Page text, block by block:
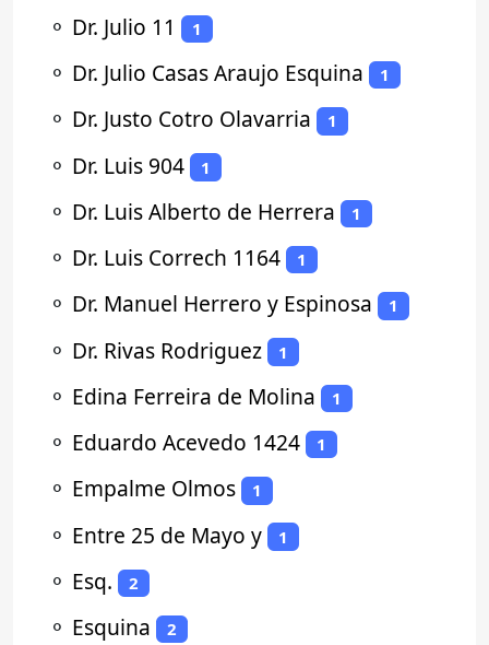
⚬ Dr. Julio 11 1
⚬ Dr. Julio Casas Araujo Esquina 1
⚬ Dr. Justo Cotro Olavarria 1
⚬ Dr. Luis 904 1
⚬ Dr. Luis Alberto de Herrera 1
⚬ Dr. Luis Correch 1164 1
⚬ Dr. Manuel Herrero y Espinosa 1
⚬ Dr. Rivas Rodriguez 1
⚬ Edina Ferreira de Molina 1
⚬ Eduardo Acevedo 1424 1
⚬ Empalme Olmos 1
⚬ Entre 25 de Mayo y 1
⚬ Esq. 2
⚬ Esquina 2